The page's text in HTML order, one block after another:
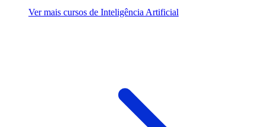
Ver mais cursos de Inteligência Artificial